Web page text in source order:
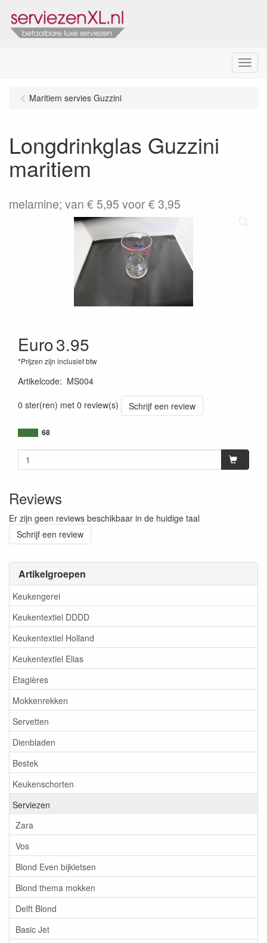
Menu
Artikelgroepen
Keukengerei
Keukentextiel DDDD
Keukentextiel Holland
Keukentextiel Elias
Etagières
Mokkenrekken
Servetten
Dienbladen
Bestek
Keukenschorten
Serviezen
Zara
Vos
Blond Even bijkletsen
Blond thema mokken
Delft Blond
Basic Jet
Maritiem servies Guzzini
Longdrinkglas Guzzini
maritiem
melamine; van € 5,95 voor € 3,95
Euro3.95
*Prijzen zijn inclusief btw
Artikelcode: MS004
0 ster(ren) met 0 review(s)
Schrijf een review
68
Reviews
Er zijn geen reviews beschikbaar in de huidige taal
Schrijf een review